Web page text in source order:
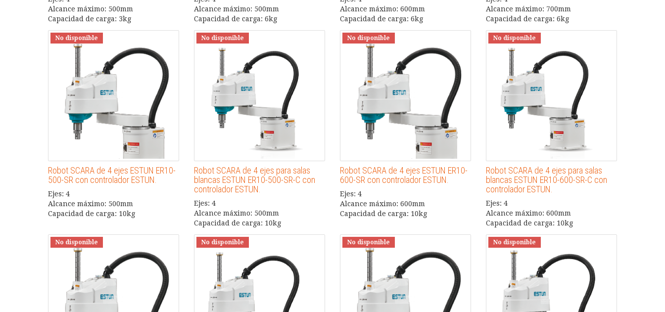
Alcance máximo: 500mm
Capacidad de carga: 3kg
Alcance máximo: 500mm
Capacidad de carga: 6kg
Alcance máximo: 600mm
Capacidad de carga: 6kg
Alcance máximo: 700mm
Capacidad de carga: 6kg
No disponible
Robot SCARA de 4 ejes ESTUN ER10-
500-SR con controlador ESTUN.
Ejes: 4
Alcance máximo: 500mm
Capacidad de carga: 10kg
No disponible
Robot SCARA de 4 ejes para salas
blancas ESTUN ER10-500-SR-C con
controlador ESTUN.
Ejes: 4
Alcance máximo: 500mm
Capacidad de carga: 10kg
No disponible
Robot SCARA de 4 ejes ESTUN ER10-
600-SR con controlador ESTUN.
Ejes: 4
Alcance máximo: 600mm
Capacidad de carga: 10kg
No disponible
Robot SCARA de 4 ejes para salas
blancas ESTUN ER10-600-SR-C con
controlador ESTUN.
Ejes: 4
Alcance máximo: 600mm
Capacidad de carga: 10kg
No disponible No disponible No disponible No disponible